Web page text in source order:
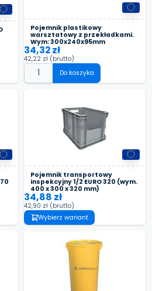
Pojemnik plastikowy
warsztatowy z przekładkami.
Wym: 300x240x95mm
34,32 zł
42,22 zł (brutto)
Do koszyka
Pojemnik transportowy
inspekcyjny 1/2 EURO 320 (wym.
400 x 300 x 320 mm)
34,88 zł
42,90 zł (brutto)
Wybierz wariant